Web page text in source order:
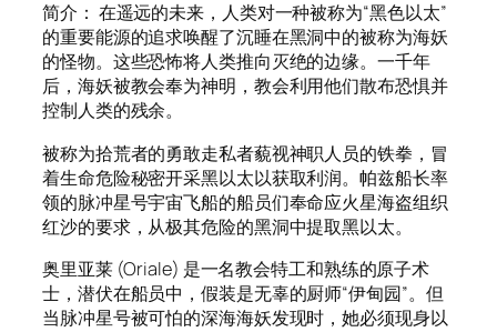
简介： 在遥远的未来，人类对一种被称为“黑色以太”
的重要能源的追求唤醒了沉睡在黑洞中的被称为海妖
的怪物。这些恐怖将人类推向灭绝的边缘。一千年
后，海妖被教会奉为神明，教会利用他们散布恐惧并
控制人类的残余。
被称为拾荒者的勇敢走私者藐视神职人员的铁拳，冒
着生命危险秘密开采黑以太以获取利润。帕兹船长率
领的脉冲星号宇宙飞船的船员们奉命应火星海盗组织
红沙的要求，从极其危险的黑洞中提取黑以太。
奥里亚莱 (Oriale) 是一名教会特工和熟练的原子术
士，潜伏在船员中，假装是无辜的厨师“伊甸园”。但
当脉冲星号被可怕的深海海妖发现时，她必须现身以